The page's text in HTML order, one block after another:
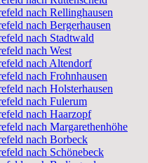
nach Rellinghausen
nach Bergerhausen
nach Stadtwald
nach West
nach Altendorf
nach Frohnhausen
nach Holsterhausen
nach Fulerum
nach Haarzopf
nach Margarethenhöhe
nach Borbeck
nach Schönebeck